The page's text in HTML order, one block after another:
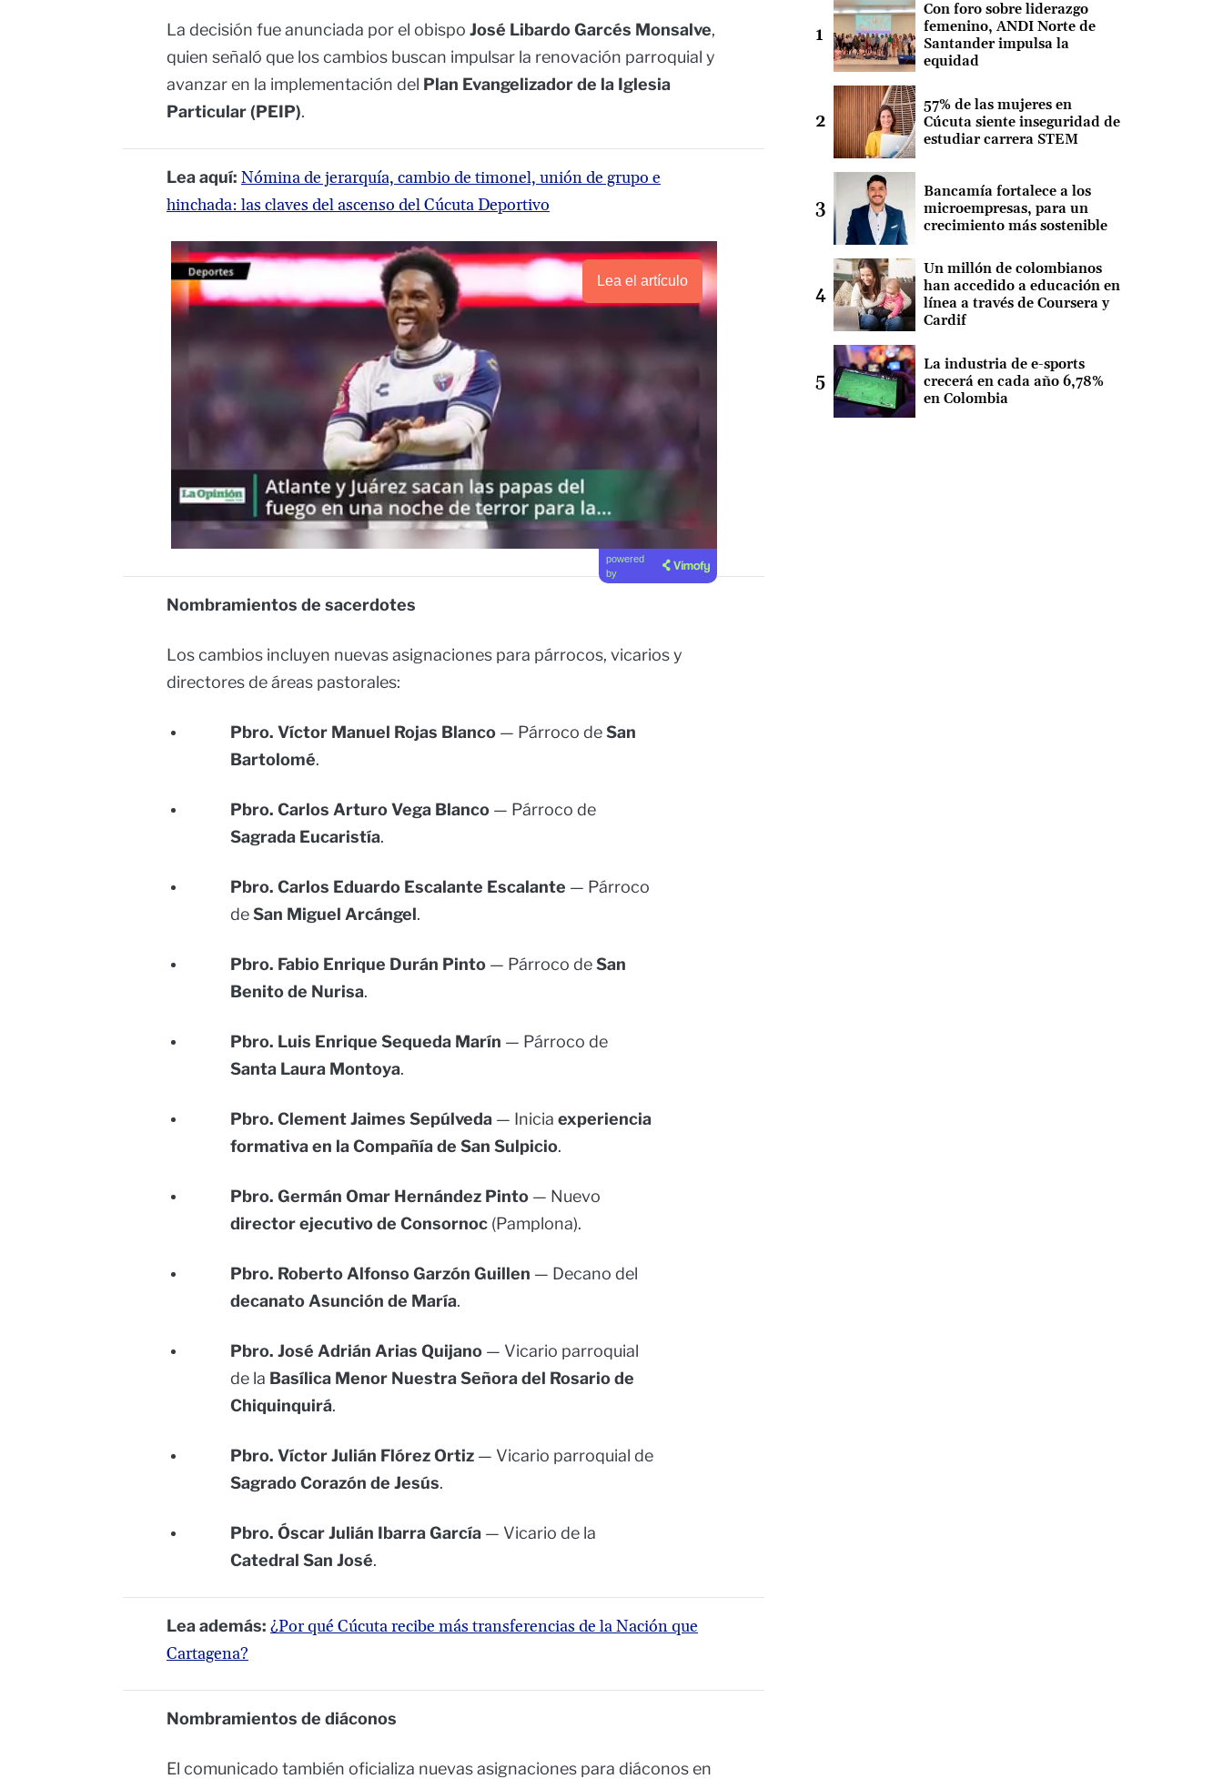
La decisión fue anunciada por el obispo José Libardo Garcés Monsalve,
quien señaló que los cambios buscan impulsar la renovación parroquial y
avanzar en la implementación del Plan Evangelizador de la Iglesia
Particular (PEIP).
Lea aquí: Nómina de jerarquía, cambio de timonel, unión de grupo e
hinchada: las claves del ascenso del Cúcuta Deportivo
Lea el artículo
powered
by
Nombramientos de sacerdotes
Los cambios incluyen nuevas asignaciones para párrocos, vicarios y
directores de áreas pastorales:
Pbro. Víctor Manuel Rojas Blanco — Párroco deSan
Bartolomé.
Pbro. Carlos Arturo Vega Blanco — Párroco de
Sagrada Eucaristía.
Pbro. Carlos Eduardo Escalante Escalante — Párroco
deSan Miguel Arcángel.
Pbro. Fabio Enrique Durán Pinto — Párroco deSan
Benito de Nurisa.
Pbro. Luis Enrique Sequeda Marín — Párroco de
Santa Laura Montoya.
Pbro. Clement Jaimes Sepúlveda — Inicia experiencia
formativa en la Compañía de San Sulpicio.
Pbro. Germán Omar Hernández Pinto — Nuevo
director ejecutivo de Consornoc (Pamplona).
Pbro. Roberto Alfonso Garzón Guillen — Decano del
decanato Asunción de María.
Pbro. José Adrián Arias Quijano — Vicario parroquial
de la Basílica Menor Nuestra Señora del Rosario de
Chiquinquirá.
Pbro. Víctor Julián Flórez Ortiz — Vicario parroquial de
Sagrado Corazón de Jesús.
Pbro. Óscar Julián Ibarra García — Vicario de la
Catedral San José.
Lea además: ¿Por qué Cúcuta recibe más transferencias de la Nación que
Cartagena?
Nombramientos de diáconos
El comunicado también oficializa nuevas asignaciones para diáconos en
Con foro sobre liderazgo
femenino, ANDI Norte de
Santander impulsa la
equidad
57% de las mujeres en
Cúcuta siente inseguridad de
estudiar carrera STEM
Bancamía fortalece a los
microempresas, para un
crecimiento más sostenible
Un millón de colombianos
han accedido a educación en
línea a través de Coursera y
Cardif
La industria de e-sports
crecerá en cada año 6,78%
en Colombia